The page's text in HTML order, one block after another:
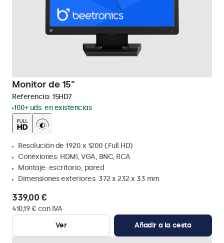
Monitor de 15"
Referencia: 15HD7
100+ uds. en existencias
Resolución de 1920 x 1200 (Full HD)
Conexiones: HDMI, VGA, BNC, RCA
Montaje: escritorio, pared
Dimensiones exteriores: 372 x 232 x 33 mm
339,00 €
410,19 € con IVA
Ver
Añadir a la cesta